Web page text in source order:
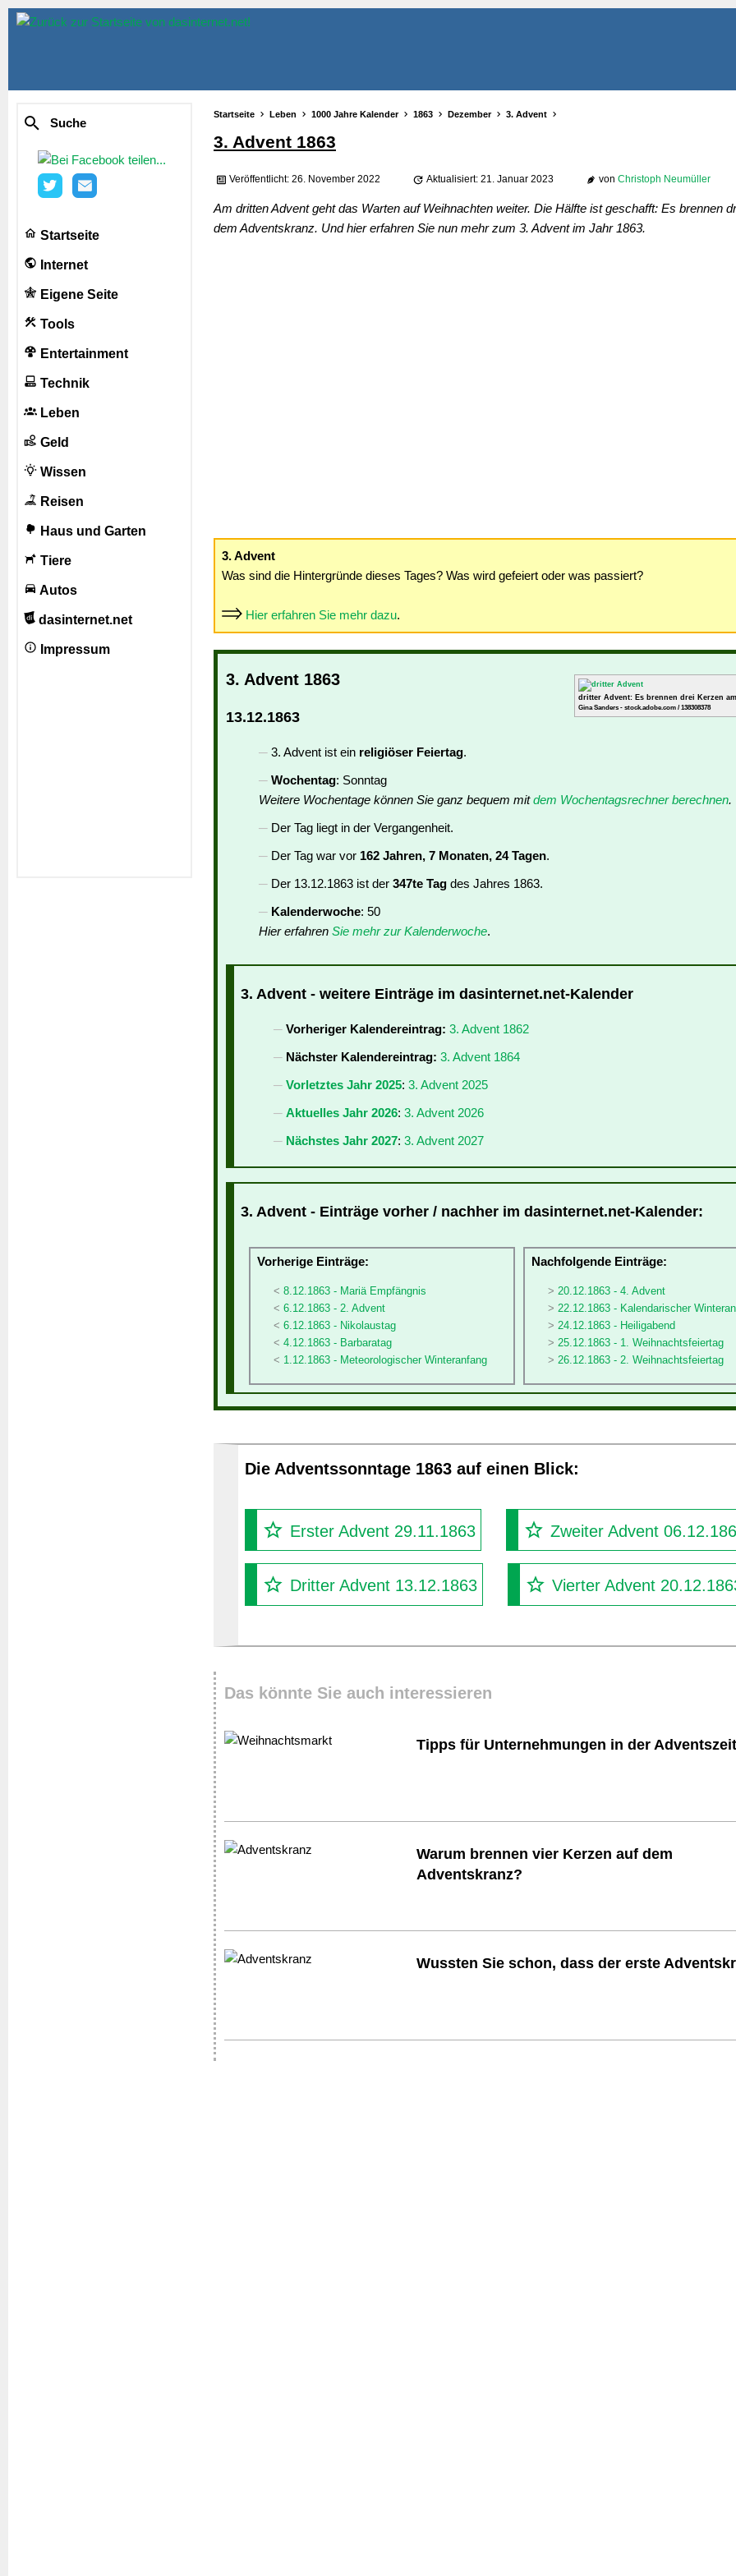
Suche
Startseite
Internet
Eigene Seite
Tools
Entertainment
Technik
Leben
Geld
Wissen
Reisen
Haus und Garten
Tiere
Autos
dasinternet.net
Impressum
Startseite Leben 1000 Jahre Kalender 1863 Dezember 3. Advent
3. Advent 1863
Veröffentlicht: 26. November 2022 Aktualisiert: 21. Januar 2023 von Christoph Neumüller
Am dritten Advent geht das Warten auf Weihnachten weiter. Die Hälfte ist geschafft: Es brennen
dem Adventskranz. Und hier erfahren Sie nun mehr zum 3. Advent im Jahr 1863.
3. Advent
Was sind die Hintergründe dieses Tages? Was wird gefeiert oder was passiert?
Hier erfahren Sie mehr dazu.
dritter Advent: Es brennen drei Kerzen
Gina Sanders - stock.adobe.com / 138308378
3. Advent 1863
13.12.1863
3. Advent ist ein religiöser Feiertag.
Wochentag: Sonntag
Weitere Wochentage können Sie ganz bequem mitdem Wochentagsrechner berechnen.
Der Tag liegt in der Vergangenheit.
Der Tag war vor 162 Jahren, 7 Monaten, 24 Tagen.
Der 13.12.1863 ist der 347te Tag des Jahres 1863.
Kalenderwoche: 50
Hier erfahren Sie mehr zur Kalenderwoche.
3. Advent - weitere Einträge im dasinternet.net-Kalender
Vorheriger Kalendereintrag: 3. Advent 1862
Nächster Kalendereintrag: 3. Advent 1864
Vorletztes Jahr 2025: 3. Advent 2025
Aktuelles Jahr 2026: 3. Advent 2026
Nächstes Jahr 2027: 3. Advent 2027
3. Advent - Einträge vorher / nachher im dasinternet.net-Kalender:
Vorherige Einträge:
8.12.1863 - Mariä Empfängnis
6.12.1863 - 2. Advent
6.12.1863 - Nikolaustag
4.12.1863 - Barbaratag
1.12.1863 - Meteorologischer Winteranfang
Nachfolgende Einträge:
20.12.1863 - 4. Advent
22.12.1863 - Kalendarischer
24.12.1863 - Heiligabend
25.12.1863 - 1. Weihnachtsfeiertag
26.12.1863 - 2. Weihnachtsfeiertag
Die Adventssonntage 1863 auf einen Blick:
Erster Advent 29.11.1863 Zweiter Advent
Dritter Advent 13.12.1863 Vierter Advent
Das könnte Sie auch interessieren
Tipps für Unternehmungen in der Adventszeit
Warum brennen vier Kerzen auf dem
Adventskranz?
Wussten Sie schon, dass der erste